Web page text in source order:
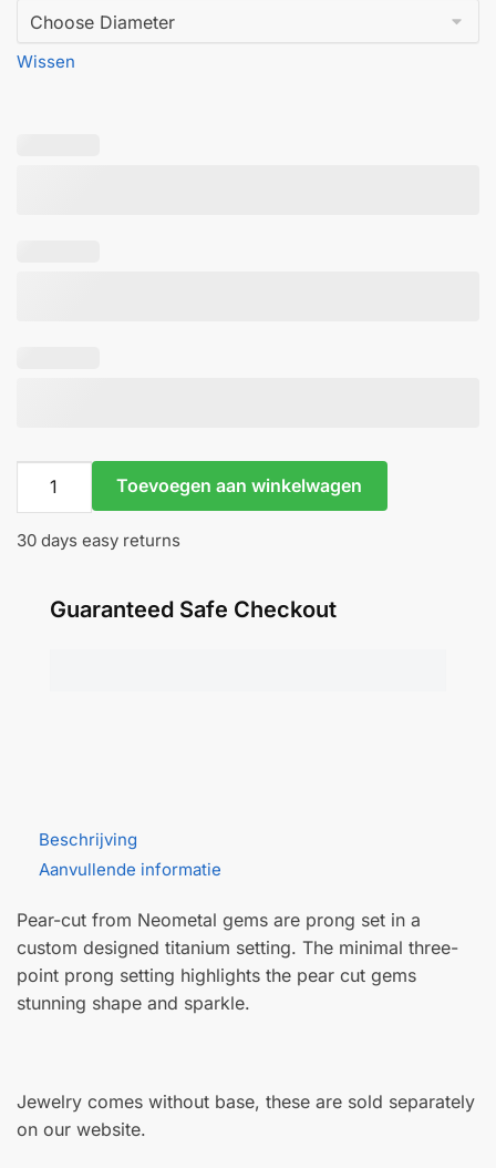
Wissen
Neometal
Toevoegen aan winkelwagen
30 days easy returns
Guaranteed Safe Checkout
Beschrijving
Aanvullende informatie
Pear-cut from Neometal gems are prong set in a
custom designed titanium setting. The minimal three-
point prong setting highlights the pear cut gems
stunning shape and sparkle.
Jewelry comes without base, these are sold separately
on our website.